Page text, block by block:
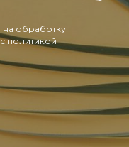
на обработку
политикой